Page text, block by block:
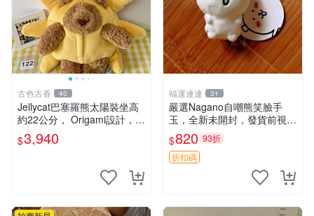
古色古香 40
Jellycat巴塞羅熊太陽裝坐高
約22公分， Origami設計，來
自越南。嚴選 Recommendat
ion！巴塞羅、 Origami熊、J
$3,940
福運連連 31
嚴選Nagano自嘲熊笑臉手
玉，全新未開封，發貨前視頻
確認，海南 廣西 貴州 嚴選N
agano自嘲熊笑臉手玉，全新
未開封，發貨前視頻確認，四
$820 93折
折扣碼